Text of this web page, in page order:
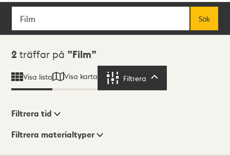
Sök
Sök
Sökresultat
2 träffar på Film
Visa lista Visa karta Filtrera
Visningsläge
Filtrera tid
Filtrera materialtyper